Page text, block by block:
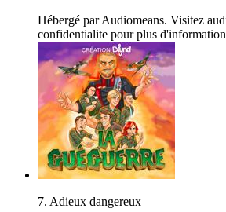
Hébergé par Audiomeans. Visitez
confidentialite pour plus
7. Adieux dangereux